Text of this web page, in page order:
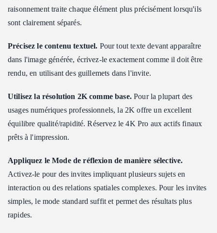
raisonnement traite chaque élément plus précisément lorsqu'ils
sont clairement séparés.
Précisez le contenu textuel. Pour tout texte devant apparaître
dans l'image générée, écrivez-le exactement comme il doit être
rendu, en utilisant des guillemets dans l'invite.
Utilisez la résolution 2K comme base.Pour la plupart des
usages numériques professionnels, la 2K offre un excellent
équilibre qualité/rapidité. Réservez le 4K Pro aux actifs finaux
prêts à l'impression.
Appliquez le Mode de réflexion de manière sélective.
Activez-le pour des invites impliquant plusieurs sujets en
interaction ou des relations spatiales complexes. Pour les invites
simples, le mode standard suffit et permet des résultats plus
rapides.